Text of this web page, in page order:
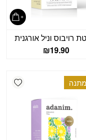
רויבוס וניל אורגנית
₪19.90